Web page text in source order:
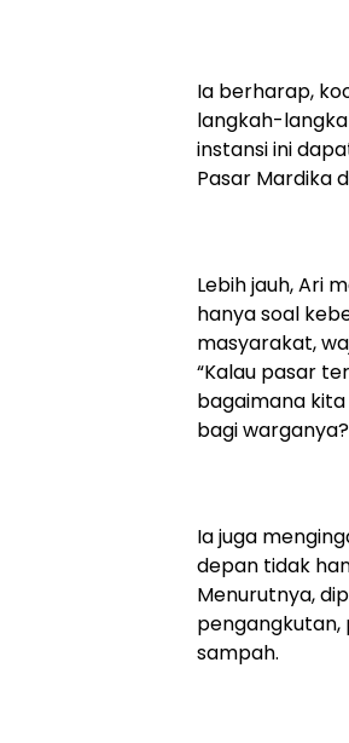
Ia berharap,
langkah-
instansi ini
Pasar Mardika
Lebih jauh, Ari
hanya soal
masyarakat,
“Kalau pasar
bagaimana
bagi
Ia juga
depan tidak
Menurutnya,
sampah.